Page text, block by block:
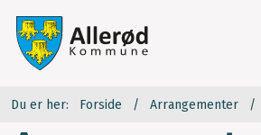
Du er her: Forside Arrangementer